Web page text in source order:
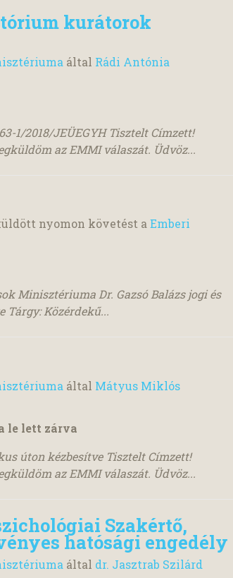
kurátorok
által Rádi Antónia
1/2018/JEÜEGYH Tisztelt Címzett!
az EMMI válaszát. Üdvöz...
nyomon követést aEmberi
Minisztériuma Dr. Gazsó Balázs jogi és
Tárgy: Közérdekű...
által Mátyus Miklós
le lett zárva
úton kézbesítve Tisztelt Címzett!
az EMMI válaszát. Üdvöz...
Szakértő,
hatósági engedély
által dr. Jasztrab Szilárd